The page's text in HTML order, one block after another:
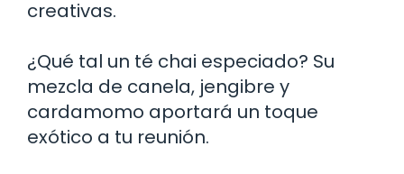
creativas.
¿Qué tal un té chai especiado? Su
mezcla de canela, jengibre y
cardamomo aportará un toque
exótico a tu reunión.